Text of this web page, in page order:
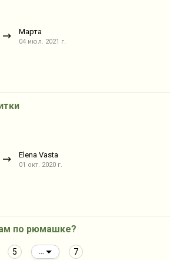
Марта
04 июл. 2021 г.
Elena Vasta
01 окт. 2020 г.
по рюмашке?
5 7